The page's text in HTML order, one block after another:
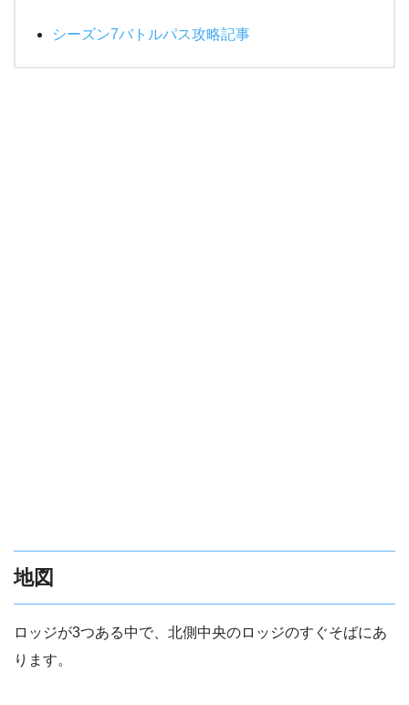
シーズン7バトルパス攻略記事
地図
ロッジが3つある中で、北側中央のロッジのすぐそばにあ
ります。